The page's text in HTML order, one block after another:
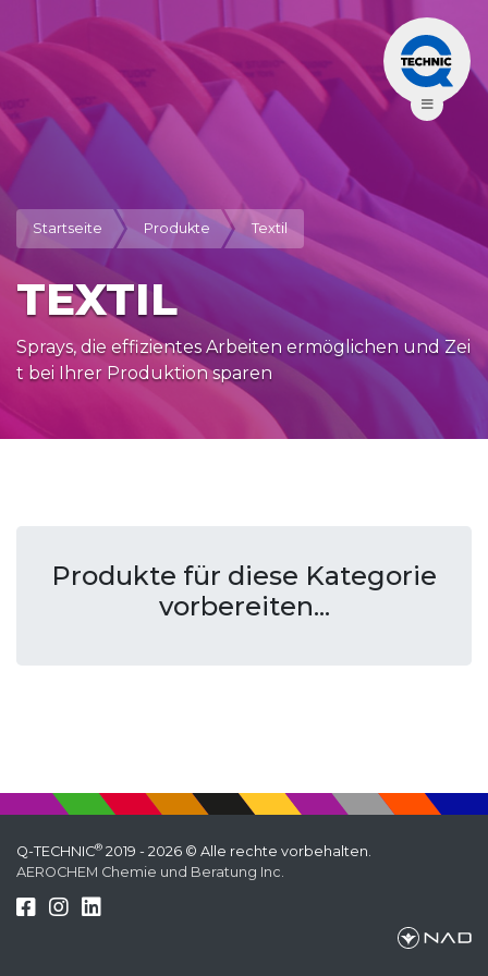
Startseite Produkte Textil
TEXTIL
Sprays, die effizientes Arbeiten ermöglichen und Zei
t bei Ihrer Produktion sparen
Produkte für diese Kategorie
vorbereiten...
Q-TECHNIC® 2019 - 2026 © Alle rechte vorbehalten.
AEROCHEM Chemie und Beratung Inc.